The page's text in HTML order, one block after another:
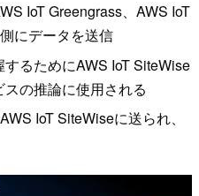
IoT Greengrass、AWS IoT
にデータを送信
るためにAWS IoT SiteWise
の推論に使用される
IoT SiteWiseに送られ、